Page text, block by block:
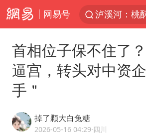
网易号
首相位子保不住了
逼宫，转头对中资
手＂
掉了颗大白兔糖
2026-05-16 04:29·四川